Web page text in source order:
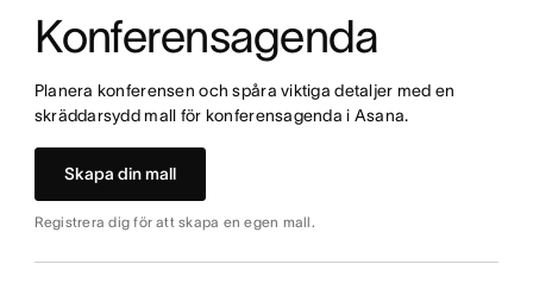
Konferensagenda
Planera konferensen och spåra viktiga detaljer med en
skräddarsydd mall för konferensagenda i Asana.
Skapa din mall
Registrera dig för att skapa en egen mall.